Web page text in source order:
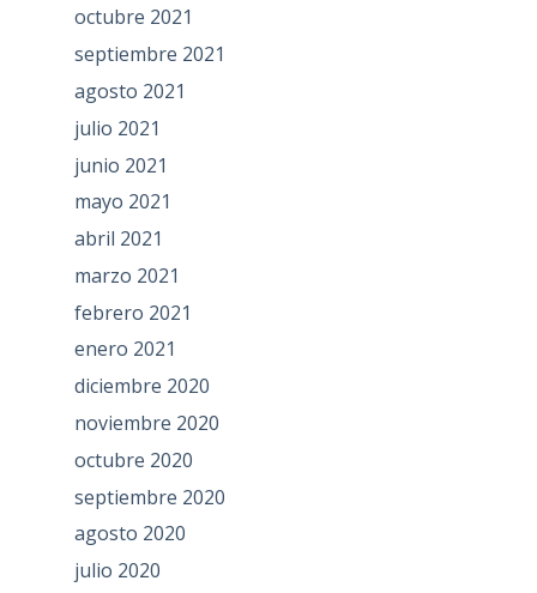
octubre 2021
septiembre 2021
agosto 2021
julio 2021
junio 2021
mayo 2021
abril 2021
marzo 2021
febrero 2021
enero 2021
diciembre 2020
noviembre 2020
octubre 2020
septiembre 2020
agosto 2020
julio 2020